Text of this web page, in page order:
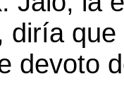
diría
devoto